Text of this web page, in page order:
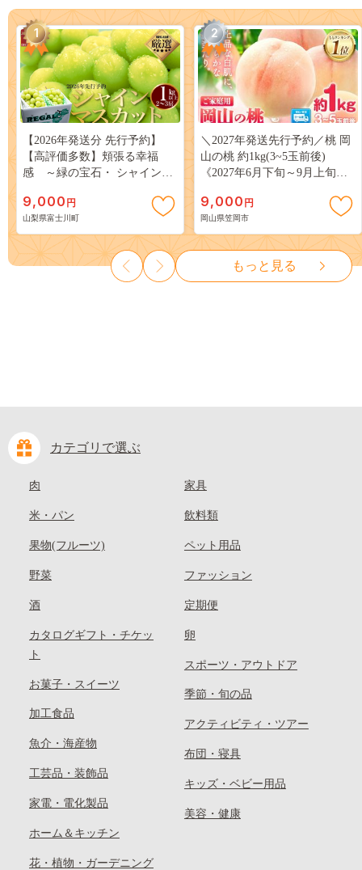
1
【2026年発送分 先行予約】
【高評価多数】頬張る幸福
感 ～緑の宝石・ シャインマ
３房） フルーツ 山梨県産 果
物 くだもの シャイン マスカ
ット ぶどう ブドウ 葡萄 大粒
種なし 先行予約 富士川町
10000円 一万円 9000円 九千円
9,000 円
山梨県富士川町
2
＼2027年発送先行予約／桃 岡
山の桃 約1kg(3~5玉前後)
《2027年6月下旬～9月上旬頃
岡山 はくとう スイーツ フル
ーツ 果物 デザート 旬 モモ も
も 先行予約 送料無料 果物 岡
山県 笠岡市 清水白桃 白鳳 白
麗 クール便---
kasaoka_zsy_419_100---
9,000 円
岡山県笠岡市
もっと見る
カテゴリで選ぶ
肉
米・パン
果物(フルーツ)
野菜
酒
カタログギフト・チケッ
ト
お菓子・スイーツ
加工食品
魚介・海産物
工芸品・装飾品
家電・電化製品
ホーム＆キッチン
花・植物・ガーデニング
家具
飲料類
ペット用品
ファッション
定期便
卵
スポーツ・アウトドア
季節・旬の品
アクティビティ・ツアー
布団・寝具
キッズ・ベビー用品
美容・健康